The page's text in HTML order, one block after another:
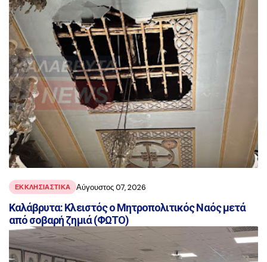
ΕΚΚΛΗΣΙΑΣΤΙΚΑ Αύγουστος 07, 2026
Καλάβρυτα: Κλειστός ο Μητροπολιτικός Ναός μετά
από σοβαρή ζημιά (ΦΩΤΟ)